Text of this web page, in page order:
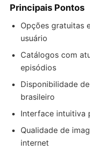
Principais Pontos
Opções gratuitas
usuário
Catálogos com
episódios
Disponibilidade
brasileiro
Interface intuitiva
Qualidade de
internet